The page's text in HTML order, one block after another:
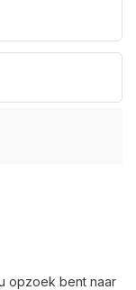
opzoek bent naar